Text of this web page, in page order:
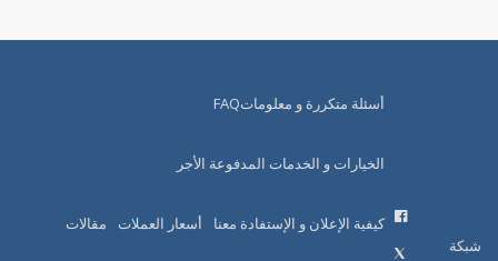
شبكة
أسئلة متكررة و معلوماتFAQ
الخيارات و الخدمات المدفوعة الأجر
كيفية الإعلان و الإستفادة معنا أسعار العملات مقالات